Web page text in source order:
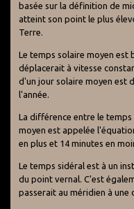
basée sur la définition de
atteint son point le plus
Terre.
Le temps solaire moyen est
déplacerait à vitesse
d'un jour solaire moyen est
l'année.
La différence entre le
moyen est appelée
en plus et 14 minutes en
Le temps sidéral est à un
du point vernal. C'est
passerait au méridien à une